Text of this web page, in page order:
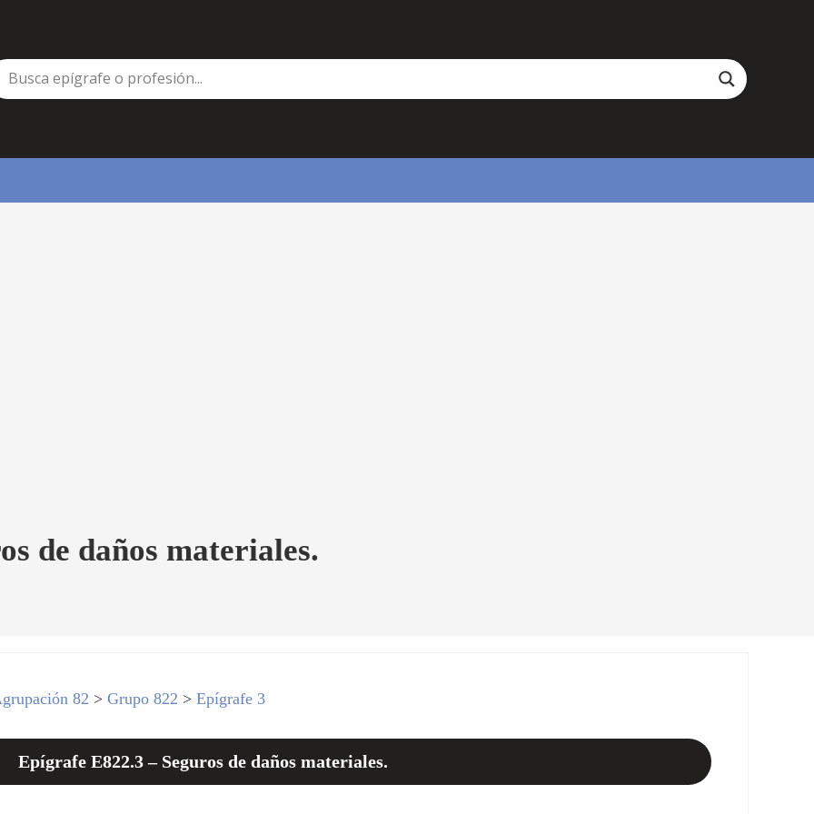
de daños materiales.
82 >Grupo 822 >Epígrafe 3
Epígrafe E822.3 – Seguros de daños materiales.